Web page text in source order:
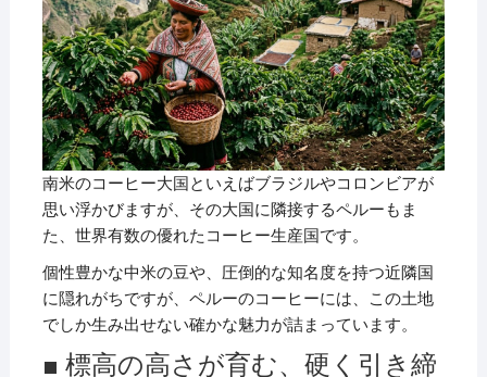
南米のコーヒー大国といえばブラジルやコロンビアが
思い浮かびますが、その大国に隣接するペルーもま
た、世界有数の優れたコーヒー生産国です。
個性豊かな中米の豆や、圧倒的な知名度を持つ近隣国
に隠れがちですが、ペルーのコーヒーには、この土地
でしか生み出せない確かな魅力が詰まっています。
■ 標高の高さが育む、硬く引き締